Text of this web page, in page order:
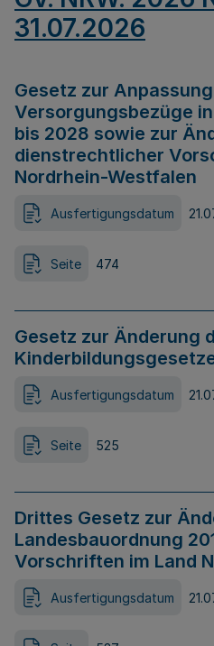
31.07.2026
Gesetz zur
Versorgungsbezüge
bis 2028 sowie zur
dienstrechtlicher
Nordrhein-Westfalen
Ausfertigungsdatum
Seite 474
Gesetz zur Änderung
Ausfertigungsdatum
Seite 525
Drittes Gesetz zur
Landesbauordnung
Vorschriften im Land
Ausfertigungsdatum